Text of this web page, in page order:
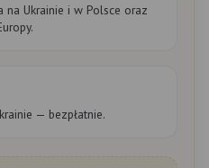
na Ukrainie i w Polsce oraz
— bezpłatnie.